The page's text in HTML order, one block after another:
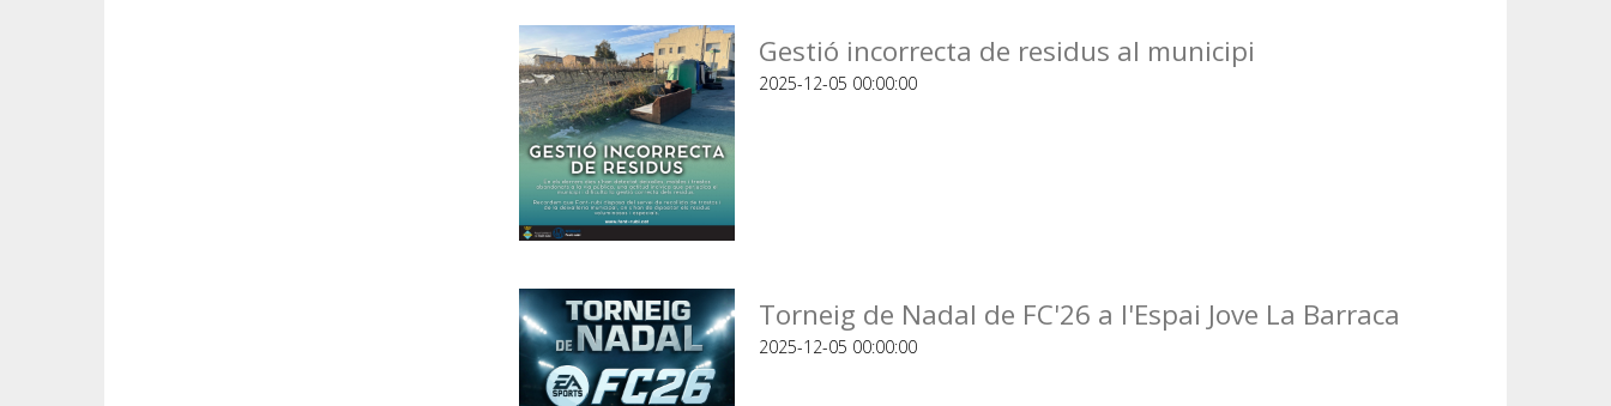
Gestió incorrecta de residus al municipi
2025-12-05 00:00:00
Torneig de Nadal de FC'26 a l'Espai Jove La Barraca
2025-12-05 00:00:00